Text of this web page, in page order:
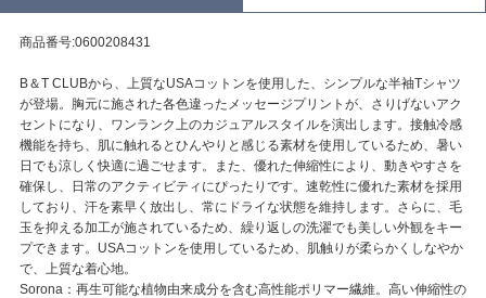
商品番号:0600208431
B＆T CLUBから、上質なUSAコットンを使用した、シンプルな半袖Tシャツ
が登場。胸元に施された各色違ったメッセージプリントが、さりげないアク
セントになり、ワンランク上のカジュアルスタイルを演出します。接触冷感
機能を持ち、肌に触れるとひんやりと感じる素材を使用しているため、暑い
日でも涼しく快適に過ごせます。また、優れた伸縮性により、動きやすさを
確保し、日常のアクティビティにぴったりです。速乾性に優れた素材を採用
しており、汗を素早く放出し、常にドライな状態を維持します。さらに、毛
玉を抑える加工が施されているため、繰り返しの洗濯でも美しい外観をキー
プできます。USAコットンを使用しているため、肌触りが柔らかくしなやか
で、上質な着心地。
Sorona：再生可能な植物由来成分を含む高性能ポリマー繊維。高い伸縮性の